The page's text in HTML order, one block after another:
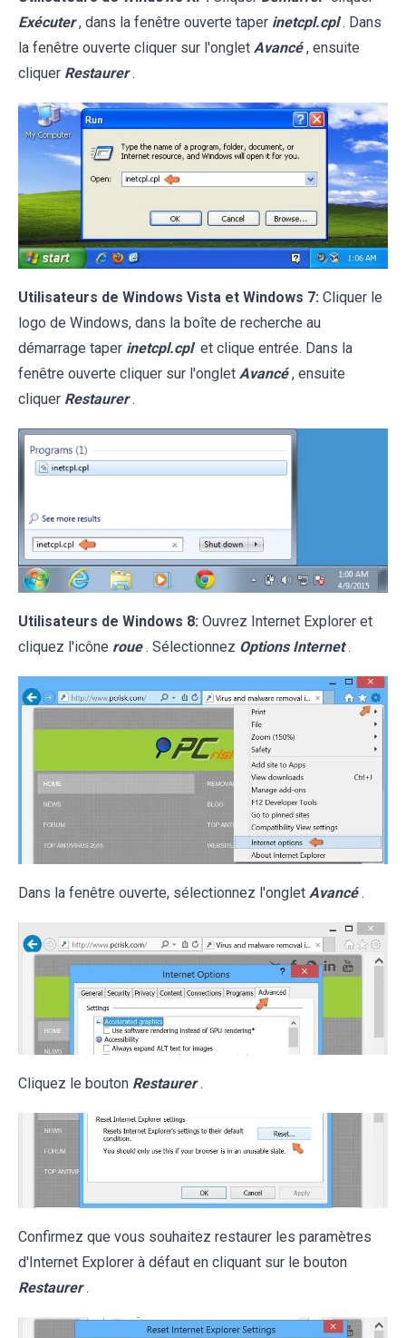
Exécuter , dans la fenêtre ouverte taper inetcpl.cpl . Dans
la fenêtre ouverte cliquer sur l'onglet Avancé , ensuite
cliquer Restaurer .
Utilisateurs de Windows Vista et Windows 7: Cliquer le
logo de Windows, dans la boîte de recherche au
démarrage taper inetcpl.cpl et clique entrée. Dans la
fenêtre ouverte cliquer sur l'onglet Avancé , ensuite
cliquer Restaurer .
Utilisateurs de Windows 8: Ouvrez Internet Explorer et
cliquez l'icône roue . Sélectionnez Options Internet .
Dans la fenêtre ouverte, sélectionnez l'onglet Avancé .
Cliquez le bouton Restaurer .
Confirmez que vous souhaitez restaurer les paramètres
d'Internet Explorer à défaut en cliquant sur le bouton
Restaurer .